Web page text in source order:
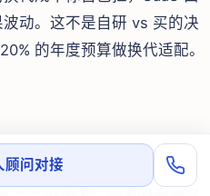
动。这不是自研 vs 买的决
的年度预算做换代适配。
CIO 的故事。他事后复盘时
顾问对接